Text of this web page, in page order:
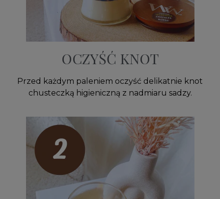
OCZYŚĆ KNOT
Przed każdym paleniem oczyść delikatnie knot
chusteczką higieniczną z nadmiaru sadzy.